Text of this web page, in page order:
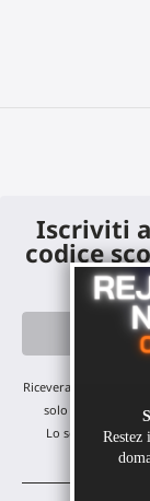
Iscriviti
codice
Riceverai i nostri
solo un'email al
Lo sconto è